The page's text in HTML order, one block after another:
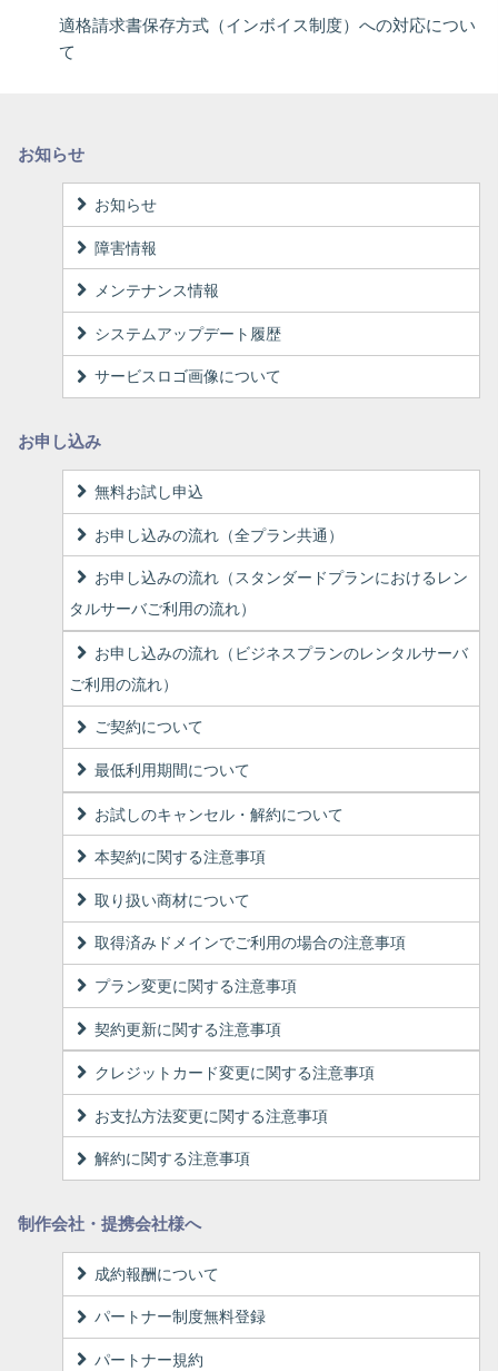
適格請求書保存方式（インボイス制度）への対応につい
て
お知らせ
お知らせ
障害情報
メンテナンス情報
システムアップデート履歴
サービスロゴ画像について
お申し込み
無料お試し申込
お申し込みの流れ（全プラン共通）
お申し込みの流れ（スタンダードプランにおけるレン
タルサーバご利用の流れ）
お申し込みの流れ（ビジネスプランのレンタルサーバ
ご利用の流れ）
ご契約について
最低利用期間について
お試しのキャンセル・解約について
本契約に関する注意事項
取り扱い商材について
取得済みドメインでご利用の場合の注意事項
プラン変更に関する注意事項
契約更新に関する注意事項
クレジットカード変更に関する注意事項
お支払方法変更に関する注意事項
解約に関する注意事項
制作会社・提携会社様へ
成約報酬について
パートナー制度無料登録
パートナー規約